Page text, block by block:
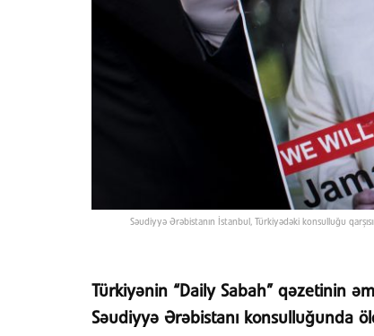
Səudiyyə Ərəbistanın İstanbul, Türkiyədəki konsulluğu
Türkiyənin “Daily Sabah” qəzetinin
Səudiyyə Ərəbistanı konsulluğunda